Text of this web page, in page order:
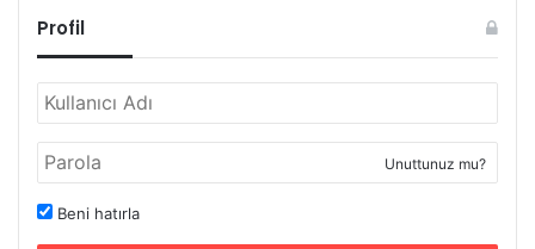
Profil
Unuttunuz mu?
Beni hatırla